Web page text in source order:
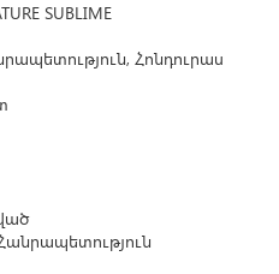
SUBLIME
Հոնդուրաս